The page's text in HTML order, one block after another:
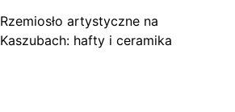
Rzemiosło artystyczne na
Kaszubach: hafty i ceramika